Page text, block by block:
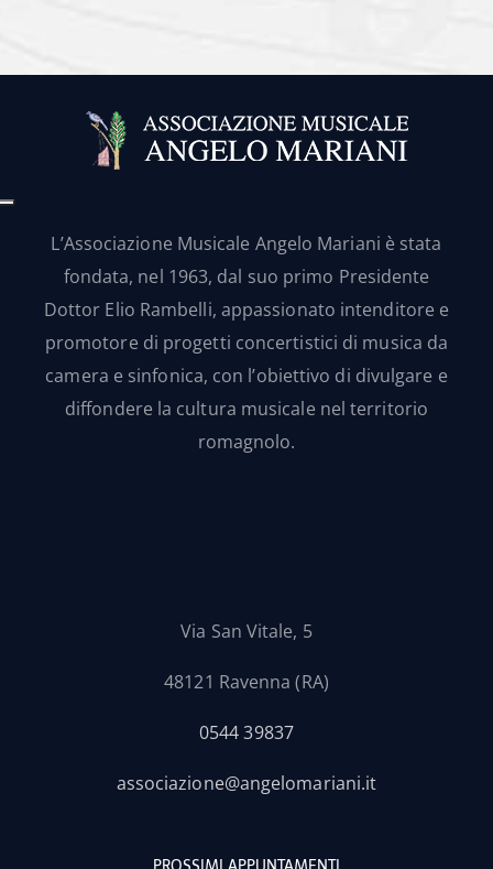
L’Associazione Musicale Angelo Mariani è stata
fondata, nel 1963, dal suo primo Presidente
Dottor Elio Rambelli, appassionato intenditore e
promotore di progetti concertistici di musica da
camera e sinfonica, con l’obiettivo di divulgare e
diffondere la cultura musicale nel territorio
romagnolo.
Via San Vitale, 5
48121 Ravenna (RA)
0544 39837
associazione@angelomariani.it